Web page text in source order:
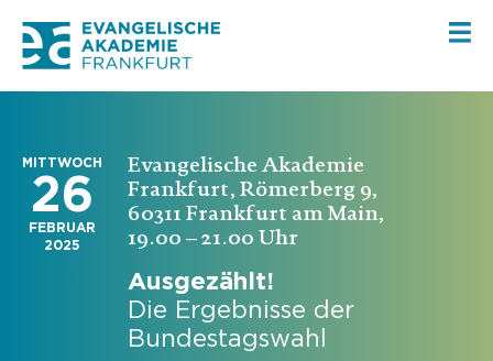
MITTWOCH
26
FEBRUAR
2025
Evangelische Akademie
Frankfurt, Römerberg 9,
60311 Frankfurt am Main,
19.00 – 21.00 Uhr
Ausgezählt!
Die Ergebnisse der
Bundestagswahl